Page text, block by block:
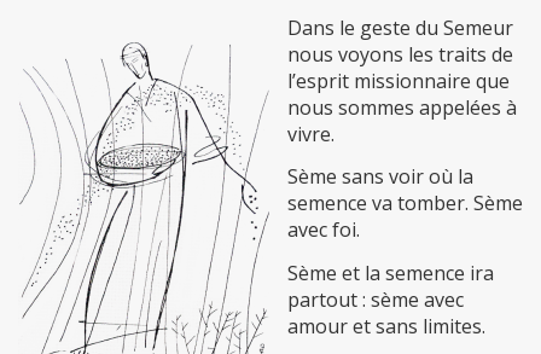
Dans le geste du Semeur
nous voyons les traits de
l’esprit missionnaire que
nous sommes appelées à
vivre.
Sème sans voir où la
semence va tomber. Sème
avec foi.
Sème et la semence ira
partout : sème avec
amour et sans limites.